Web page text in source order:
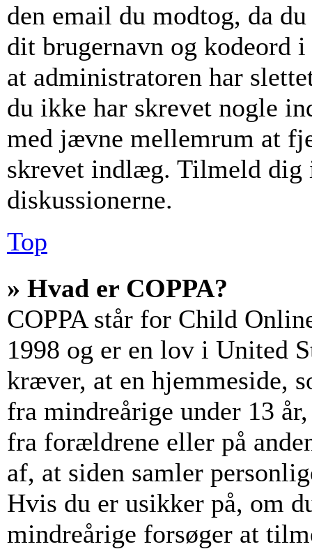
den email du modtog, da
dit brugernavn og kodeord
at administratoren har
du ikke har skrevet nogle
med jævne mellemrum at
skrevet indlæg. Tilmeld dig
diskussionerne.
Top
» Hvad er COPPA?
COPPA står for Child
1998 og er en lov i United
kræver, at en hjemmeside,
fra mindreårige under 13
fra forældrene eller på
af, at siden samler
Hvis du er usikker på, om
mindreårige forsøger at